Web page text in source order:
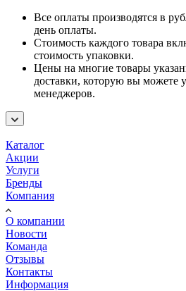
Все оплаты производятся в
день оплаты.
Стоимость каждого товара
стоимость упаковки.
Цены на многие товары
доставки, которую вы можете
менеджеров.
Каталог
Акции
Услуги
Бренды
Компания
О компании
Новости
Команда
Отзывы
Контакты
Информация